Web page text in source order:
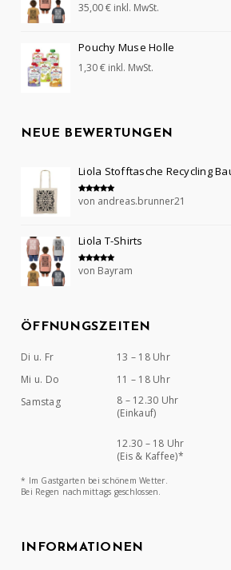
Bewertet mit
5.00
35,00€ inkl. MwSt.
Pouchy Muse Holle
1,30€ inkl. MwSt.
NEUE BEWERTUNGEN
Liola Stofftasche Recycling
Bewertet mit
von andreas.brunner21
Liola T-Shirts
Bewertet mit
von Bayram
ÖFFNUNGSZEITEN
Di u. Fr
13 – 18 Uhr
Mi u. Do
11 – 18 Uhr
Samstag
8 – 12.30 Uhr
(Einkauf)
12.30 – 18 Uhr
(Eis & Kaffee)*
* Im Gastgarten bei schönem Wetter.
Bei Regen nachmittags geschlossen.
INFORMATIONEN